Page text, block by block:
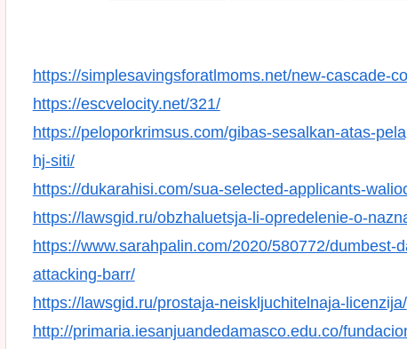
https://simplesavingsforatlmoms.net/new-cascade-
https://escvelocity.net/321/
https://peloporkrimsus.com/gibas-sesalkan-atas-
hj-siti/
https://dukarahisi.com/sua-selected-applicants-
https://lawsgid.ru/obzhaluetsja-li-opredelenie-o-
https://www.sarahpalin.com/2020/580772/
attacking-barr/
https://lawsgid.ru/prostaja-neiskljuchitelnaja-licenzija/
http://primaria.iesanjuandedamasco.edu.co/